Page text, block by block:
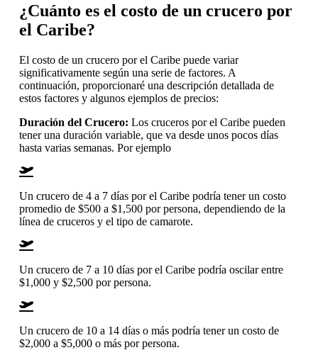
¿Cuánto es el costo de un crucero por
el Caribe?
El costo de un crucero por el Caribe puede variar
significativamente según una serie de factores. A
continuación, proporcionaré una descripción detallada de
estos factores y algunos ejemplos de precios:
Duración del Crucero: Los cruceros por el Caribe pueden
tener una duración variable, que va desde unos pocos días
hasta varias semanas. Por ejemplo
Un crucero de 4 a 7 días por el Caribe podría tener un costo
promedio de $500 a $1,500 por persona, dependiendo de la
línea de cruceros y el tipo de camarote.
Un crucero de 7 a 10 días por el Caribe podría oscilar entre
$1,000 y $2,500 por persona.
Un crucero de 10 a 14 días o más podría tener un costo de
$2,000 a $5,000 o más por persona.